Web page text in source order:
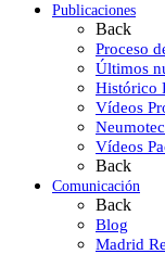
Publicaciones
Back
Proceso
Últimos
Histórico
Vídeos
Vídeos
Back
Comunicación
Back
Blog
Madrid